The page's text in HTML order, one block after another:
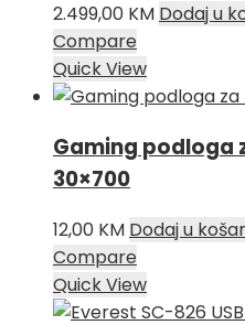
2.499,00 KM Dodaj u
Compare
Quick View
Gaming podloga
30×700
12,00 KM Dodaj u
Compare
Quick View